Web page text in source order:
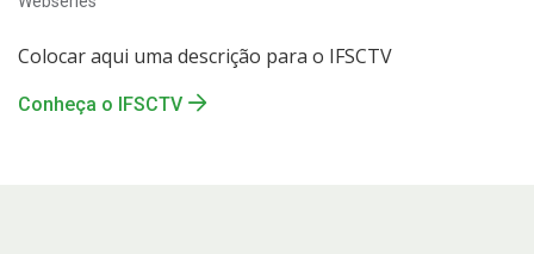
Colocar aqui uma descrição para o IFSCTV
Conheça o IFSCTV